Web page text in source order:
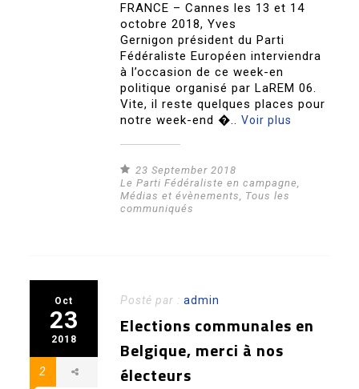
FRANCE – Cannes les 13 et 14
octobre 2018, Yves
Gernigon président du Parti
Fédéraliste Européen interviendra
à l’occasion de ce week-en
politique organisé par LaREM 06.
Vite, il reste quelques places pour
notre week-end �..Voir plus
23 September 2018
Le Parti Fédéraliste en campagne,
Médias et évènements, Tous les
communiqués
Oct
23
2018
2
Posté par :admin
Elections communales en
Belgique, merci à nos
électeurs